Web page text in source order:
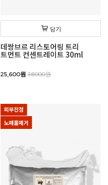
담기
데쌍브르 리스토어링 트리
트먼트 컨센트레이트 30ml
25,600원 38000원
피부진정
노폐물제거